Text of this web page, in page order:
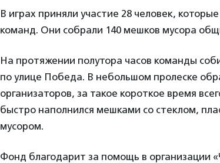
В играх приняли участие 28 человек,
команд. Они собрали 140 мешков мусора
На протяжении полутора часов команды
по улице Победа. В небольшом пролеске
организаторов, за такое короткое время
быстро наполнился мешками со стеклом,
мусором.
Фонд благодарит за помощь в